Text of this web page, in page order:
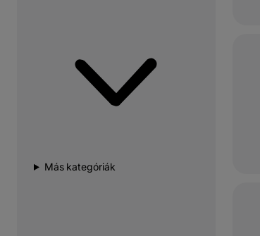
Más kategóriák